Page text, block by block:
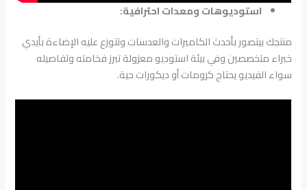
استوديوهات ومعدات احترافية:
منتجك بيتصور بأحدث الكاميرات والعدسات وتتوزع عليه الإضاءة بأيدي
خبراء متخصصين وفي بيئة استوديو معزولة تبرز فخامته وتفاصيله
سواء الفيديو يحتاج كرومات أو ديكورات حية.